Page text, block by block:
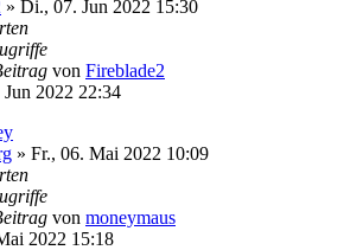
» Di., 07. Jun 2022 15:30
von Fireblade2
2022 22:34
» Fr., 06. Mai 2022 10:09
von moneymaus
2022 15:18